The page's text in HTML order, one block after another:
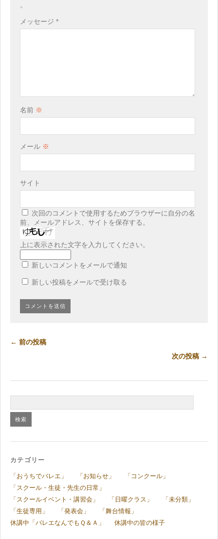
。
メッセージ *
名前 ※
メール ※
サイト
次回のコメントで使用するためブラウザーに自分の名
前、メールアドレス、サイトを保存する。
上に表示された文字を入力してください。
新しいコメントをメールで通知
新しい投稿をメールで受け取る
← 前の投稿
次の投稿 →
カテゴリー
「おうちでバレエ」 「お知らせ」
「コンクール」
「スクール・生徒・先生の日常」
「スクールイベント・講習会」
「日曜クラス」
「未分類」
「生徒専用」
「発表会」
「舞台情報」
休講中「バレエなんでもＱ＆Ａ」
休講中の皆の様子